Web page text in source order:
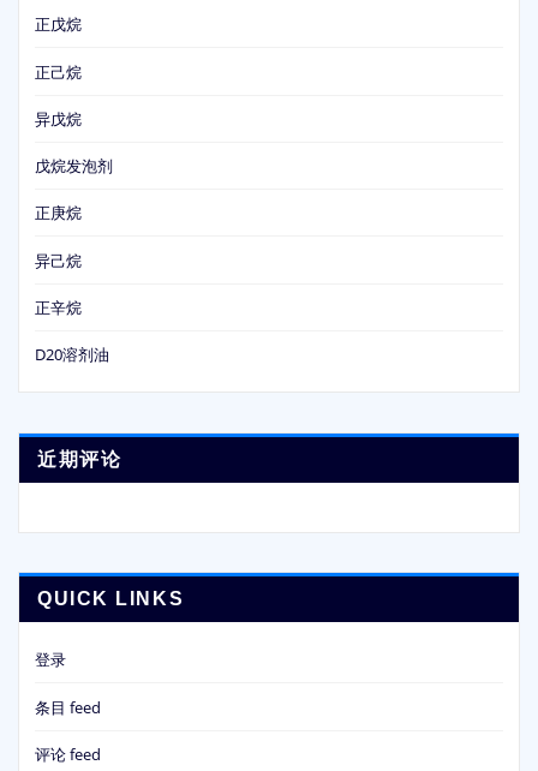
正戊烷
正己烷
异戊烷
戊烷发泡剂
正庚烷
异己烷
正辛烷
D20溶剂油
近期评论
QUICK LINKS
登录
条目 feed
评论 feed